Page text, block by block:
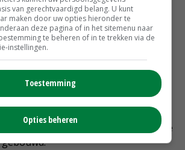
op een tablet of smartphone
gegevens van de trekker worden
ook de bedrijfsgegevens
de oppervlakte van de bewerkte
kan via de
bijgehouden.
kan ook achteraf op reeds verkochte
van gerechtvaardigd belang. U kunt
maken door uw opties hieronder te
deze pagina of in het sitemenu naar
te beheren of in te trekken via de
instellingen.
Toestemming
Opties beheren